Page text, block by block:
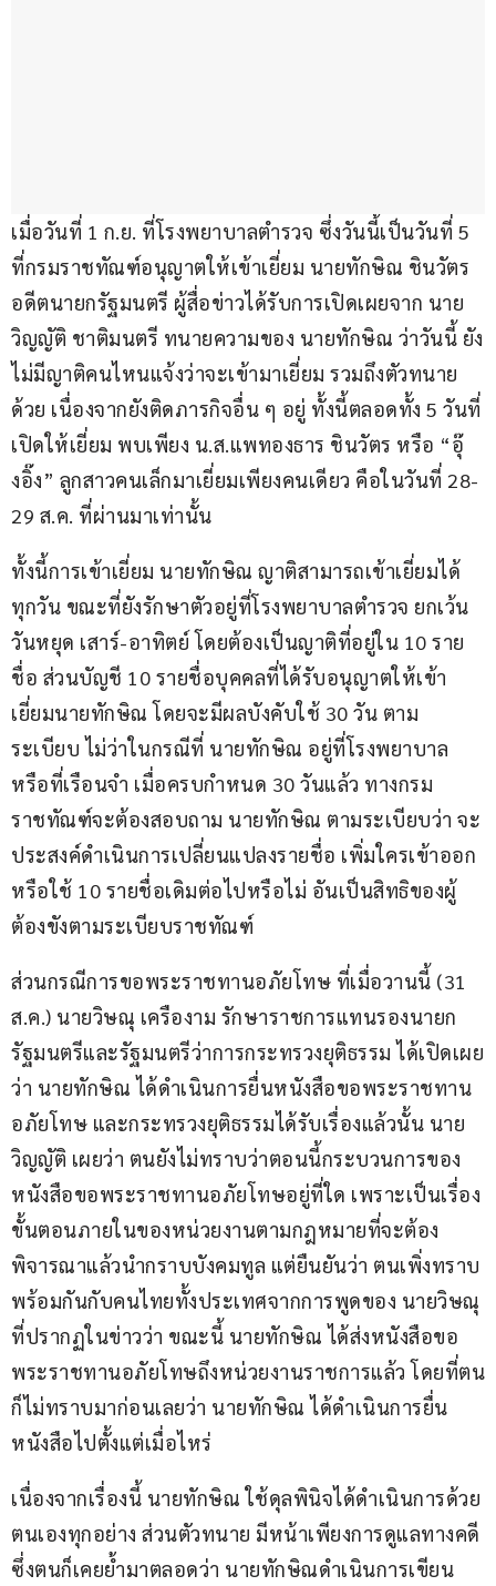
เมื่อวันที่ 1 ก.ย. ที่โรงพยาบาลตำรวจ ซึ่งวันนี้เป็นวันที่ 5
ที่กรมราชทัณฑ์อนุญาตให้เข้าเยี่ยม นายทักษิณ ชินวัตร
อดีตนายกรัฐมนตรี ผู้สื่อข่าวได้รับการเปิดเผยจาก นาย
วิญญัติ ชาติมนตรี ทนายความของ นายทักษิณ ว่าวันนี้ ยัง
ไม่มีญาติคนไหนแจ้งว่าจะเข้ามาเยี่ยม รวมถึงตัวทนาย
ด้วย เนื่องจากยังติดภารกิจอื่น ๆ อยู่ ทั้งนี้ตลอดทั้ง 5 วันที่
เปิดให้เยี่ยม พบเพียง น.ส.แพทองธาร ชินวัตร หรือ “อุ๊
งอิ๊ง” ลูกสาวคนเล็กมาเยี่ยมเพียงคนเดียว คือในวันที่ 28-
29 ส.ค. ที่ผ่านมาเท่านั้น
ทั้งนี้การเข้าเยี่ยม นายทักษิณ ญาติสามารถเข้าเยี่ยมได้
ทุกวัน ขณะที่ยังรักษาตัวอยู่ที่โรงพยาบาลตำรวจ ยกเว้น
วันหยุด เสาร์-อาทิตย์ โดยต้องเป็นญาติที่อยู่ใน 10 ราย
ชื่อ ส่วนบัญชี 10 รายชื่อบุคคลที่ได้รับอนุญาตให้เข้า
เยี่ยมนายทักษิณ โดยจะมีผลบังคับใช้ 30 วัน ตาม
ระเบียบ ไม่ว่าในกรณีที่ นายทักษิณ อยู่ที่โรงพยาบาล
หรือที่เรือนจำ เมื่อครบกำหนด 30 วันแล้ว ทางกรม
ราชทัณฑ์จะต้องสอบถาม นายทักษิณ ตามระเบียบว่า จะ
ประสงค์ดำเนินการเปลี่ยนแปลงรายชื่อ เพิ่มใครเข้าออก
หรือใช้ 10 รายชื่อเดิมต่อไปหรือไม่ อันเป็นสิทธิของผู้
ต้องขังตามระเบียบราชทัณฑ์
ส่วนกรณีการขอพระราชทานอภัยโทษ ที่เมื่อวานนี้ (31
ส.ค.) นายวิษณุ เครืองาม รักษาราชการแทนรองนายก
รัฐมนตรีและรัฐมนตรีว่าการกระทรวงยุติธรรม ได้เปิดเผย
ว่า นายทักษิณ ได้ดำเนินการยื่นหนังสือขอพระราชทาน
อภัยโทษ และกระทรวงยุติธรรมได้รับเรื่องแล้วนั้น นาย
วิญญัติ เผยว่า ตนยังไม่ทราบว่าตอนนี้กระบวนการของ
หนังสือขอพระราชทานอภัยโทษอยู่ที่ใด เพราะเป็นเรื่อง
ขั้นตอนภายในของหน่วยงานตามกฎหมายที่จะต้อง
พิจารณาแล้วนำกราบบังคมทูล แต่ยืนยันว่า ตนเพิ่งทราบ
พร้อมกันกับคนไทยทั้งประเทศจากการพูดของ นายวิษณุ
ที่ปรากฏในข่าวว่า ขณะนี้ นายทักษิณ ได้ส่งหนังสือขอ
พระราชทานอภัยโทษถึงหน่วยงานราชการแล้ว โดยที่ตน
ก็ไม่ทราบมาก่อนเลยว่า นายทักษิณ ได้ดำเนินการยื่น
หนังสือไปตั้งแต่เมื่อไหร่
เนื่องจากเรื่องนี้ นายทักษิณ ใช้ดุลพินิจได้ดำเนินการด้วย
ตนเองทุกอย่าง ส่วนตัวทนาย มีหน้าเพียงการดูแลทางคดี
ซึ่งตนก็เคยย้ำมาตลอดว่า นายทักษิณดำเนินการเขียน